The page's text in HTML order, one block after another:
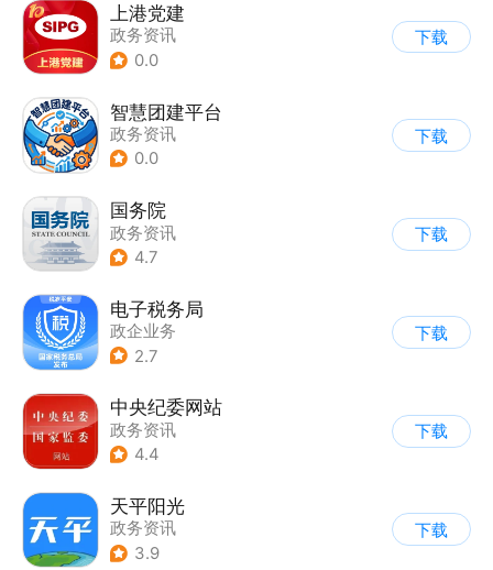
上港党建
政务资讯
0.0
下载
智慧团建平台
政务资讯
0.0
下载
国务院
政务资讯
4.7
下载
电子税务局
政企业务
2.7
下载
中央纪委网站
政务资讯
4.4
下载
天平阳光
政务资讯
3.9
下载